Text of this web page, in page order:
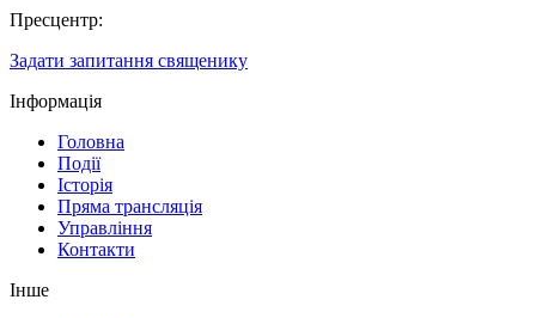
Пресцентр:
Задати запитання священику
Інформація
Головна
Події
Історія
Пряма трансляція
Управління
Контакти
Інше